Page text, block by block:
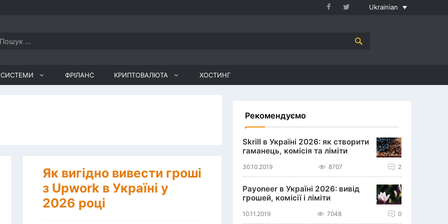
Ukrainian
СИСТЕМИ ФРІЛАНС КРИПТОВАЛЮТА ХОСТИНГ
Як вигідно вивести гроші
з Upwork в Україні у
2026 році
Рекомендуємо
Skrill в Україні 2026: як створити
гаманець, комісія та ліміти
30.10.2019 8707 2
Payoneer в Україні 2026: вивід
грошей, комісії і ліміти
10.11.2019 7048 0